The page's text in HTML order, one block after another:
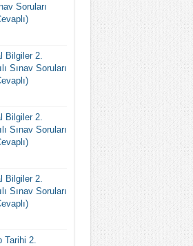
Soruları
Bilgiler 2.
Sınav Soruları
Bilgiler 2.
Sınav Soruları
Bilgiler 2.
Sınav Soruları
Tarihi 2.